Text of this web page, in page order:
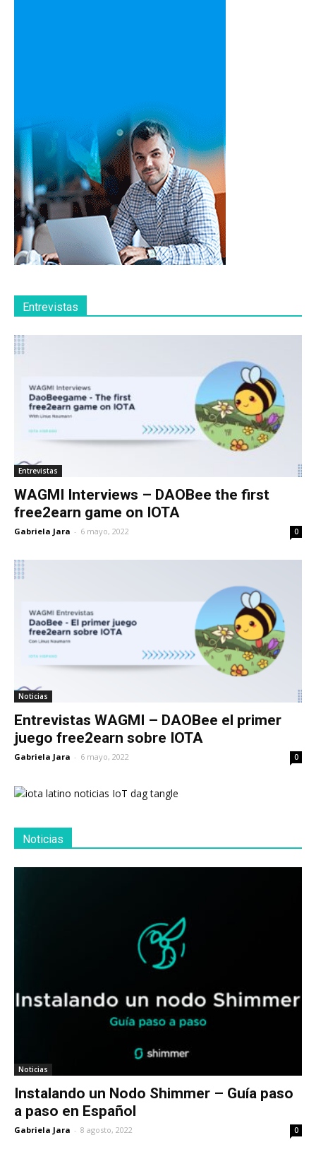
Entrevistas
Entrevistas
WAGMI Interviews – DAOBee the first
free2earn game on IOTA
Gabriela Jara - 6 mayo, 2022 0
Noticias
Entrevistas WAGMI – DAOBee el primer
juego free2earn sobre IOTA
Gabriela Jara - 6 mayo, 2022 0
Noticias
Noticias
Instalando un Nodo Shimmer – Guía paso
a paso en Español
Gabriela Jara - 8 agosto, 2022 0